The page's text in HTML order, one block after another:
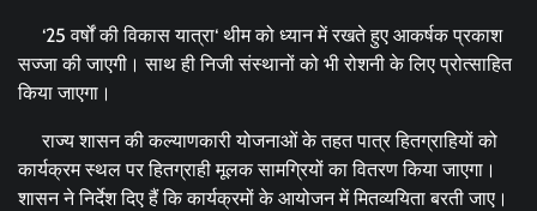
‘25 वर्षों की विकास यात्रा‘ थीम को ध्यान में रखते हुए आकर्षक प्रकाश
सज्जा की जाएगी। साथ ही निजी संस्थानों को भी रोशनी के लिए प्रोत्साहित
किया जाएगा।
राज्य शासन की कल्याणकारी योजनाओं के तहत पात्र हितग्राहियों को
कार्यक्रम स्थल पर हितग्राही मूलक सामग्रियों का वितरण किया जाएगा।
शासन ने निर्देश दिए हैं कि कार्यक्रमों के आयोजन में मितव्ययिता बरती जाए।